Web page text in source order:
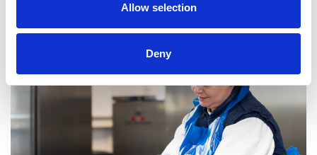
Allow selection
Deny